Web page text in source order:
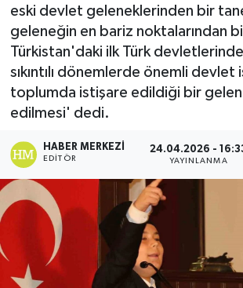
eski devlet geleneklerinden bir
geleneğin en bariz noktalarından
Türkistan'daki ilk Türk
sıkıntılı dönemlerde önemli devlet
toplumda istişare edildiği bir
edilmesi' dedi.
HABER MERKEZI
EDITÖR
24.04.2026 -
YAYINLANMA
Polatlı
Gordion